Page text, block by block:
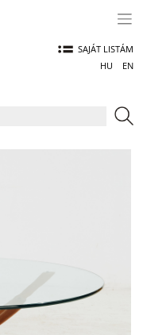
SAJÁT LISTÁM
HU
EN